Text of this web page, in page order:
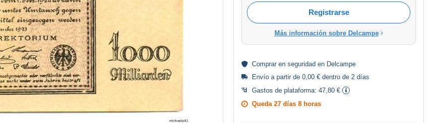
Registrarse
Más información sobre Delcampe
Comprar en seguridad en Delcampe
Envío a partir de 0,00 € dentro de 2 días
Gastos de plataforma: 47,80 €
Queda 27 días 8 horas